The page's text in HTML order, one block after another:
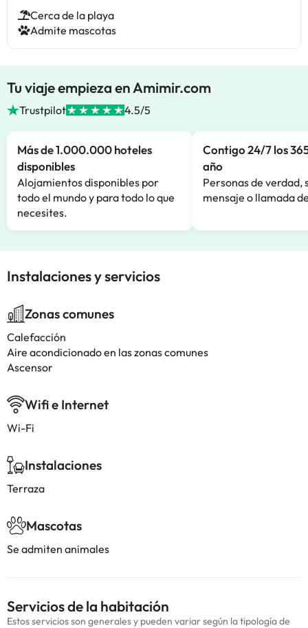
Cerca de la playa
Admite mascotas
Tu viaje empieza en Amimir.com
Trustpilot 4.5/5
Más de 1.000.000 hoteles
disponibles
Alojamientos disponibles por
todo el mundo y para todo lo que
necesites.
Contigo 24/7 los
año
Personas de verdad,
mensaje o llamada
Instalaciones y servicios
Zonas comunes
Calefacción
Aire acondicionado en las zonas comunes
Ascensor
Wifi e Internet
Wi-Fi
Instalaciones
Terraza
Mascotas
Se admiten animales
Servicios de la habitación
Estos servicios son generales y pueden variar según la tipología de